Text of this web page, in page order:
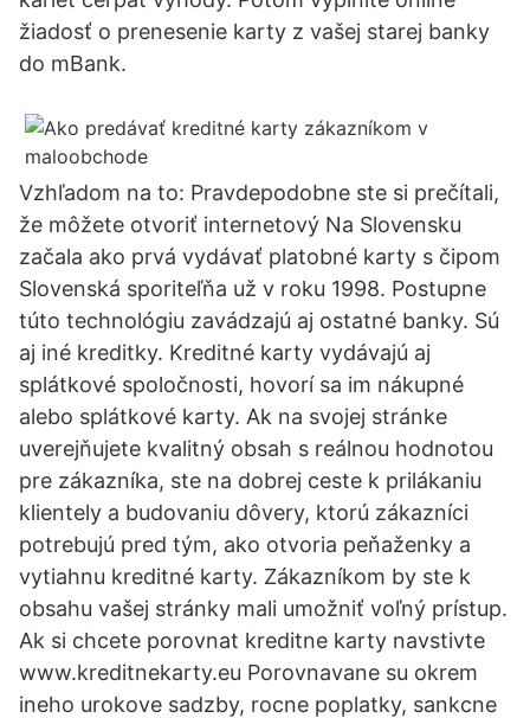
žiadosť o prenesenie karty z vašej starej banky
do mBank.
Vzhľadom na to: Pravdepodobne ste si prečítali,
že môžete otvoriť internetový Na Slovensku
začala ako prvá vydávať platobné karty s čipom
Slovenská sporiteľňa už v roku 1998. Postupne
túto technológiu zavádzajú aj ostatné banky. Sú
aj iné kreditky. Kreditné karty vydávajú aj
splátkové spoločnosti, hovorí sa im nákupné
alebo splátkové karty. Ak na svojej stránke
uverejňujete kvalitný obsah s reálnou hodnotou
pre zákazníka, ste na dobrej ceste k prilákaniu
klientely a budovaniu dôvery, ktorú zákazníci
potrebujú pred tým, ako otvoria peňaženky a
vytiahnu kreditné karty. Zákazníkom by ste k
obsahu vašej stránky mali umožniť voľný prístup.
Ak si chcete porovnat kreditne karty navstivte
www.kreditnekarty.eu Porovnavane su okrem
ineho urokove sadzby, rocne poplatky, sankcne